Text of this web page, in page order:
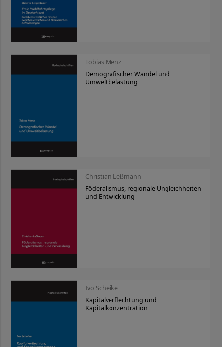
Tobias Menz
Demografischer Wandel und
Umweltbelastung
Christian Leßmann
Föderalismus, regionale Ungleichheiten
und Entwicklung
Ivo Scheike
Kapitalverflechtung und
Kapitalkonzentration